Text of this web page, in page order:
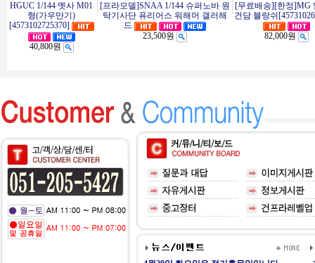
HGUC 1/144 멧사 M01
형(가우만기)
[4573102725370]
40,800원
[프라모델]SNAA 1/144 슈퍼노바 원
탁기사단 퓨리어스 워해머 갤러해
드
23,500원
[무료배송][한정]MG
건담 블랑쉬
82,000원